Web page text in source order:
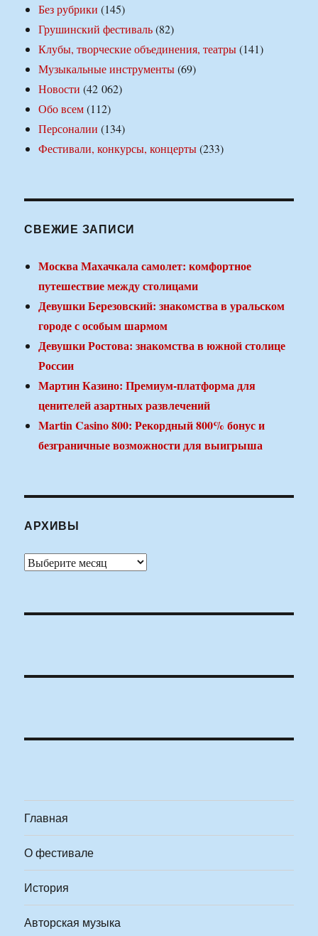
Без рубрики (145)
Грушинский фестиваль(82)
Клубы, творческие объединения, театры(141)
Музыкальные инструменты(69)
Новости (42 062)
Обо всем(112)
Персоналии (134)
Фестивали, конкурсы, концерты(233)
СВЕЖИЕ ЗАПИСИ
Москва Махачкала самолет: комфортное
путешествие между столицами
Девушки Березовский: знакомства в уральском
городе с особым шармом
Девушки Ростова: знакомства в южной столице
России
Мартин Казино: Премиум-платформа для
ценителей азартных развлечений
Martin Casino 800: Рекордный 800% бонус и
безграничные возможности для выигрыша
АРХИВЫ
Архивы
Главная
О фестивале
История
Авторская музыка